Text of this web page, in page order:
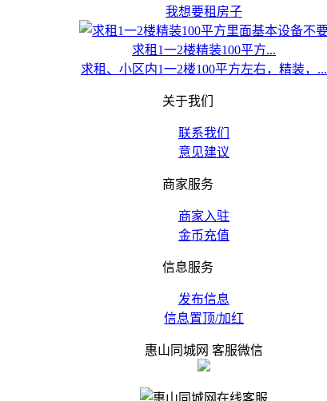
我想要租房子
求租1一2楼精装100平方...
求租、小区内1一2楼100平方左右，精装，...
关于我们
联系我们
意见建议
商家服务
商家入驻
金币充值
信息服务
发布信息
信息置顶/加红
惠山同城网 客服微信